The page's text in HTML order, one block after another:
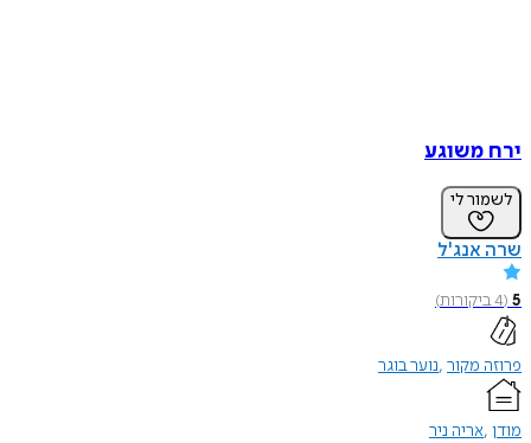
ירח משוגע
לשמור לי
שרה אנג'ל
5
(
4ביקורות)
פרוזה מקור נוער בוגר
מודן אריה ניר